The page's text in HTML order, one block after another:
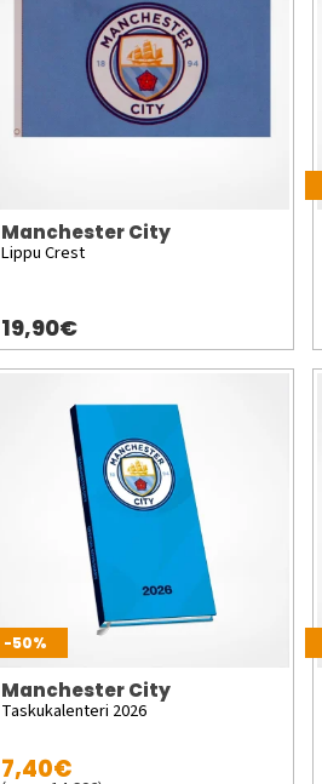
Manchester City
Lippu Crest
19,90€
-50%
Manchester City
Taskukalenteri 2026
7,40€